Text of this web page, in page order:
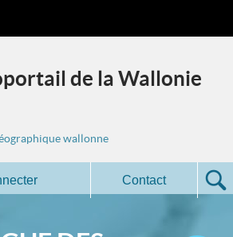
de la Wallonie
wallonne
Contact